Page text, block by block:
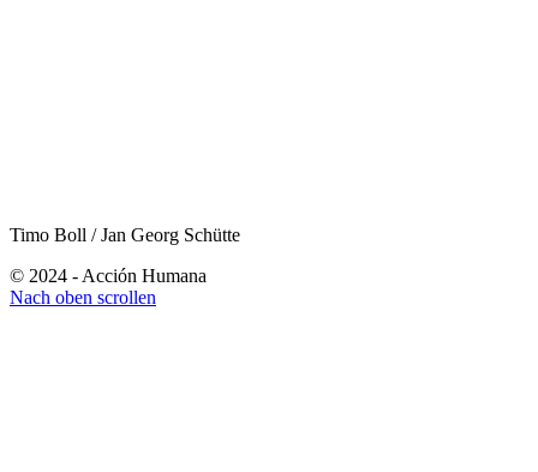
Timo Boll / Jan Georg Schütte
© 2024 - Acción Humana
Nach oben scrollen